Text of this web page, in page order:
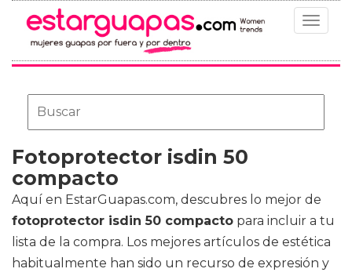
Toggle
Fotoprotector isdin 50
compacto
Aquí en EstarGuapas.com, descubres lo mejor de
fotoprotector isdin 50 compacto para incluir a tu
lista de la compra. Los mejores artículos de estética
habitualmente han sido un recurso de expresión y